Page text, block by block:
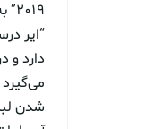
دارد و
شدن